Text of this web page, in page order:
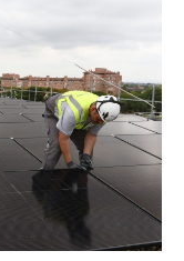
Agenda
ENGLISH